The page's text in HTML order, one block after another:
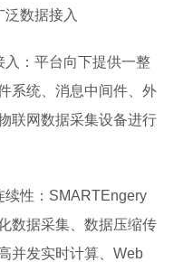
数据接入
：平台向下提供一整
系统、消息中间件、外
联网数据采集设备进行
性：SMARTEngery
数据采集、数据压缩传
并发实时计算、Web